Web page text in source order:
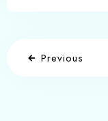
Previous